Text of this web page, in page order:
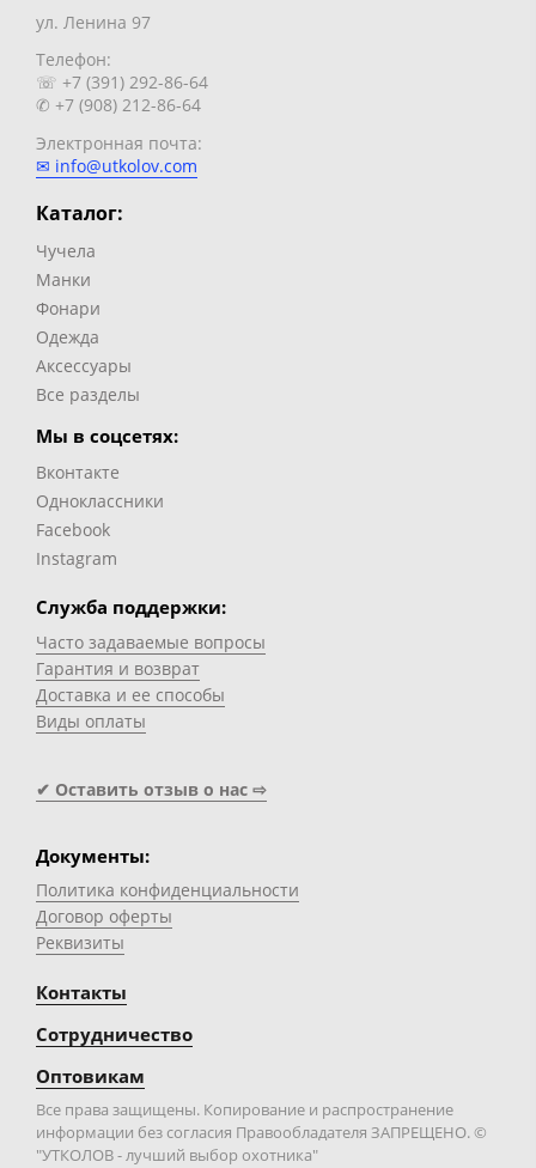
ул. Ленина 97
Телефон:
☏ +7 (391) 292-86-64
✆ +7 (908) 212-86-64
Электронная почта:
✉ info@utkolov.com
Каталог:
Чучела
Манки
Фонари
Одежда
Аксессуары
Все разделы
Мы в соцсетях:
Вконтакте
Одноклассники
Facebook
Instagram
Служба поддержки:
Часто задаваемые вопросы
Гарантия и возврат
Доставка и ее способы
Виды оплаты
✔ Оставить отзыв о нас ⇨
Документы:
Политика конфиденциальности
Договор оферты
Реквизиты
Контакты
Сотрудничество
Оптовикам
Все права защищены. Копирование и распространение
информации без согласия Правообладателя ЗАПРЕЩЕНО. ©
"УТКОЛОВ - лучший выбор охотника"